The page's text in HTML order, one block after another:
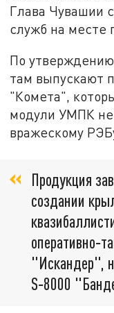
Глава Чувашии
служб на месте
По
там выпускают
"Комета",
модули УМПК
вражескому
Продукция
создании
"Искандер",
S‑8000